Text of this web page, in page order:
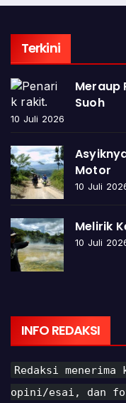
Terkini
Meraup
Suoh
10 Juli 2026
Motor
10 Juli
Melirik
10 Juli
INFO REDAKSI
Redaksi
opini/esai, dan